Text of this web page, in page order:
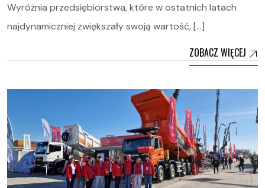
Wyróżnia przedsiębiorstwa, które w ostatnich latach
najdynamiczniej zwiększały swoją wartość, […]
ZOBACZ WIĘCEJ